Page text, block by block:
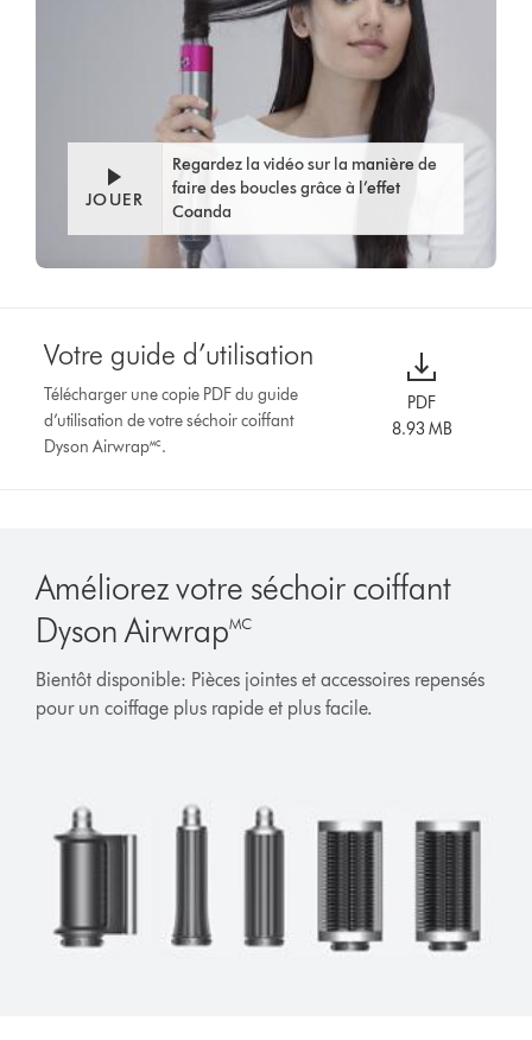
JOUER
Regardez la vidéo sur la manière de
faire des boucles grâce à l’effet
Coanda
Votre guide d’utilisation
Télécharger une copie PDF du guide
d’utilisation de votre séchoir coiffant
Dyson Airwrap🅪.
PDF
8.93 MB
Améliorez votre séchoir coiffant
Dyson Airwrap🅪
Bientôt disponible: Pièces jointes et accessoires repensés
pour un coiffage plus rapide et plus facile.